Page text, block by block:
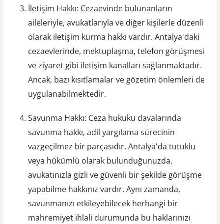
İletişim Hakkı: Cezaevinde bulunanların
aileleriyle, avukatlarıyla ve diğer kişilerle düzenli
olarak iletişim kurma hakkı vardır. Antalya'daki
cezaevlerinde, mektuplaşma, telefon görüşmesi
ve ziyaret gibi iletişim kanalları sağlanmaktadır.
Ancak, bazı kısıtlamalar ve gözetim önlemleri de
uygulanabilmektedir.
Savunma Hakkı: Ceza hukuku davalarında
savunma hakkı, adil yargılama sürecinin
vazgeçilmez bir parçasıdır. Antalya'da tutuklu
veya hükümlü olarak bulunduğunuzda,
avukatınızla gizli ve güvenli bir şekilde görüşme
yapabilme hakkınız vardır. Aynı zamanda,
savunmanızı etkileyebilecek herhangi bir
mahremiyet ihlali durumunda bu haklarınızı